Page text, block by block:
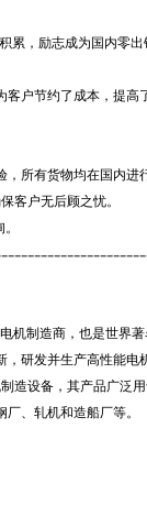
累，励志成为国内零
客户节约了成本，提
所有货物均在国内进
客户无后顾之忧。
机制造商，也是世界
研发并生产高性能
造设备，其产品广泛
、轧机和造船厂等。